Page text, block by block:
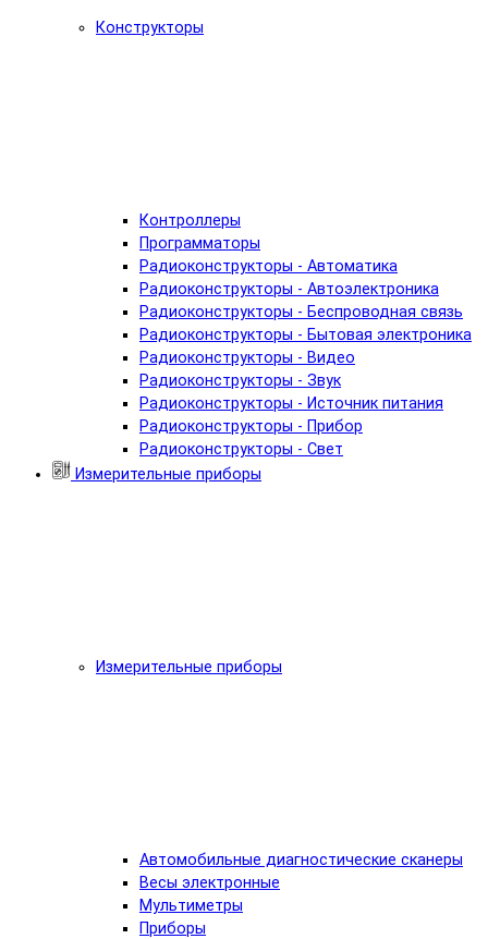
Конструкторы
Контроллеры
Программаторы
Радиоконструкторы - Автоматика
Радиоконструкторы - Автоэлектроника
Радиоконструкторы - Беспроводная связь
Радиоконструкторы - Бытовая электроника
Радиоконструкторы - Видео
Радиоконструкторы - Звук
Радиоконструкторы - Источник питания
Радиоконструкторы - Прибор
Радиоконструкторы - Свет
Измерительные приборы
Измерительные приборы
Автомобильные диагностические сканеры
Весы электронные
Мультиметры
Приборы